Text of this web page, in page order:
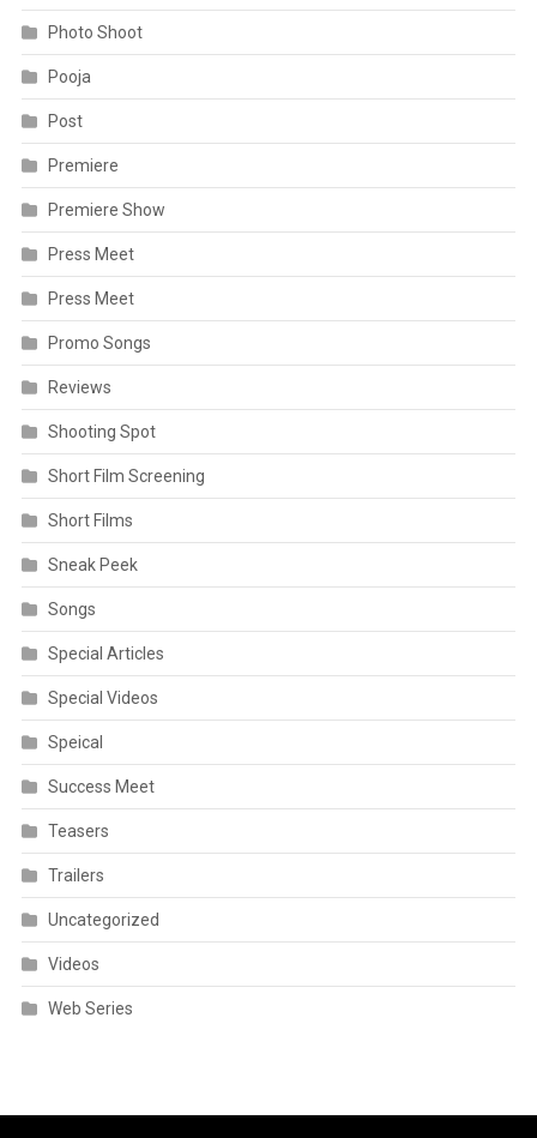
Photo Shoot
Pooja
Post
Premiere
Premiere Show
Press Meet
Press Meet
Promo Songs
Reviews
Shooting Spot
Short Film Screening
Short Films
Sneak Peek
Songs
Special Articles
Special Videos
Speical
Success Meet
Teasers
Trailers
Uncategorized
Videos
Web Series